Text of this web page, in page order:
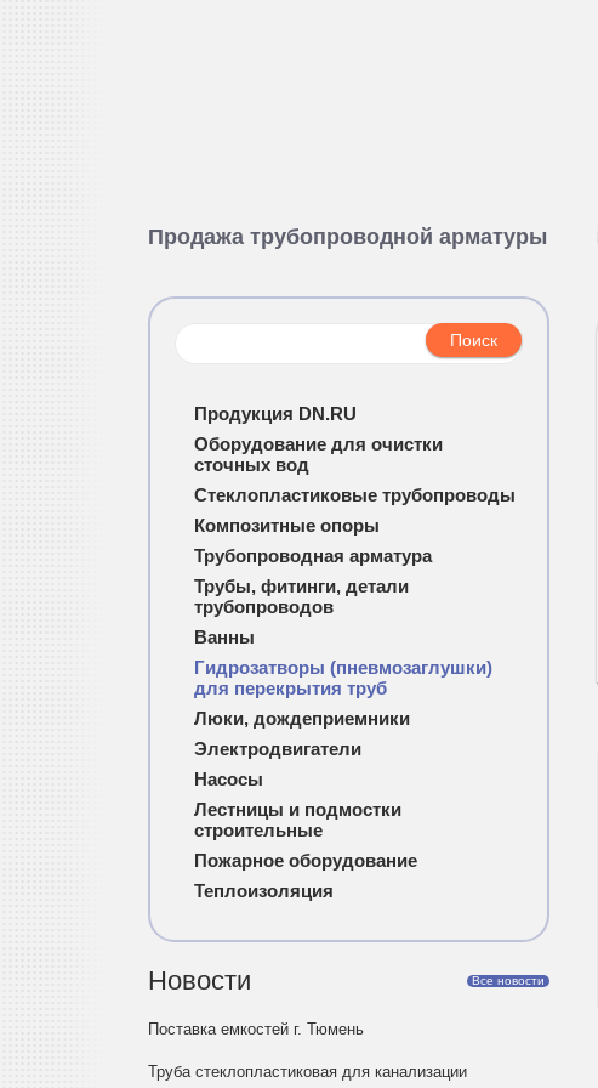
Продажа трубопроводной арматуры
Продукция DN.RU
Оборудование для очистки
сточных вод
Стеклопластиковые трубопроводы
Композитные опоры
Трубопроводная арматура
Трубы, фитинги, детали
трубопроводов
Ванны
Гидрозатворы (пневмозаглушки)
для перекрытия труб
Люки, дождеприемники
Электродвигатели
Насосы
Лестницы и подмостки
строительные
Пожарное оборудование
Теплоизоляция
Новости Все новости
Поставка емкостей г. Тюмень
Труба стеклопластиковая для канализации